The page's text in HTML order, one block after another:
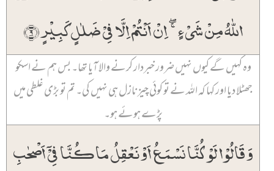
اللّٰہُ مِنۡ شَیۡءٍ ۚۖ اِنۡ اَنۡتُمۡ اِلَّا فِیۡ ضَلٰلٍ کَبِیۡرٍ ﴿۹﴾
وہ کہیں گے کیوں نہیں ضرور خبردار کرنے والا آیا تھا۔ بس ہم نے اسکو
جھٹلا دیا اور کہا کہ اللہ نے تو کوئی چیز نازل ہی نہیں کی۔ تم تو بڑی غلطی میں
پڑے ہوئے ہو۔
وَ قَالُوۡا لَوۡ کُنَّا نَسۡمَعُ اَوۡ نَعۡقِلُ مَا کُنَّا فِیۡۤ اَصۡحٰبِ